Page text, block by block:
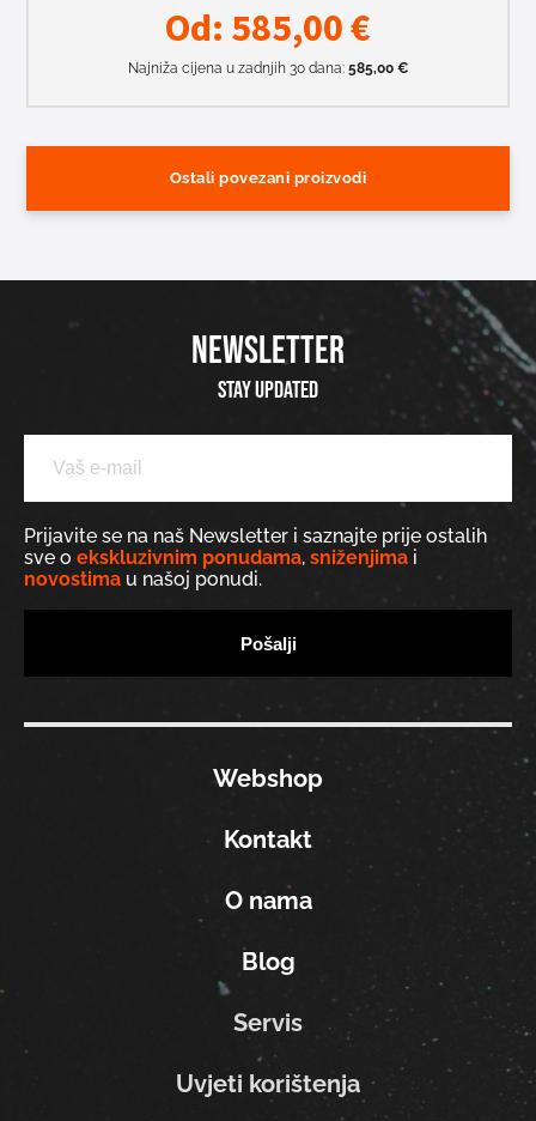
Od:585,00€
Najniža cijena u zadnjih 30 dana: 585,00 €
Ostali povezani proizvodi
NEWSLETTER
Stay updated
Prijavite se na naš Newsletter i saznajte prije ostalih
sve o ekskluzivnim ponudama, sniženjima i
novostima u našoj ponudi.
Webshop
Kontakt
O nama
Blog
Servis
Uvjeti korištenja